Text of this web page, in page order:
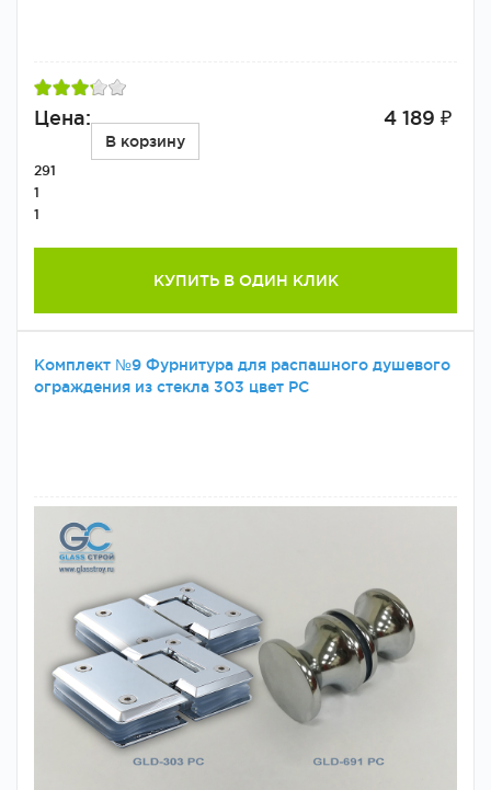
Цена: 4 189 ₽
В корзину
291
1
1
КУПИТЬ В ОДИН КЛИК
Комплект №9 Фурнитура для распашного душевого
ограждения из стекла 303 цвет PC